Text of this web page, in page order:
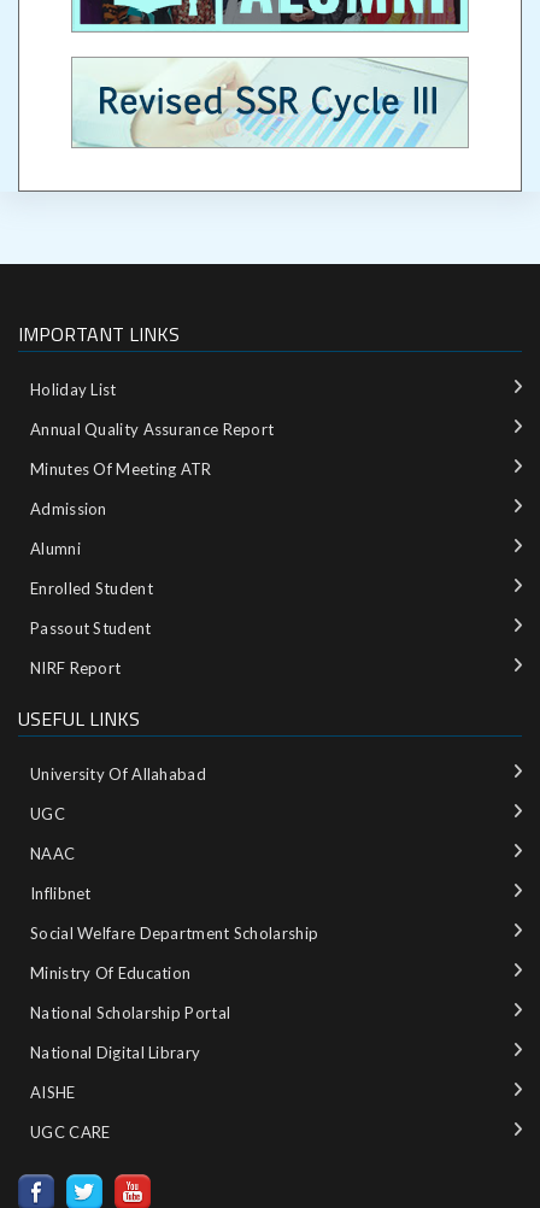
IMPORTANT LINKS
Holiday List
Annual Quality Assurance Report
Minutes Of Meeting ATR
Admission
Alumni
Enrolled Student
Passout Student
NIRF Report
USEFUL LINKS
University Of Allahabad
UGC
NAAC
Inflibnet
Social Welfare Department Scholarship
Ministry‌ ‌of‌ ‌Education‌
National‌ ‌Scholarship‌ ‌Portal‌ ‌
National‌ ‌Digital‌ ‌Library‌ ‌
AISHE ‌
UGC CARE ‌